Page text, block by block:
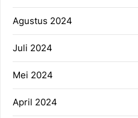
Agustus 2024
Juli 2024
Mei 2024
April 2024